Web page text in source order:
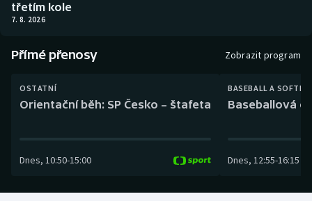
Biatlon
Curling
Aplikace ČT sport
třetím kole
7. 8. 2026
Přímé přenosy Zobrazit program
OSTATNÍ
Orientační běh: SP Česko – štafeta
Dnes, 10:50-15:00
BASEBALL A
Baseballová
Dnes, 12:55-16:15